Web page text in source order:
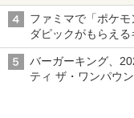
ライン販売開始
ファミマで「ポケ
ダピックがもらえる
バーガーキング、
ティ ザ・ワンパウ